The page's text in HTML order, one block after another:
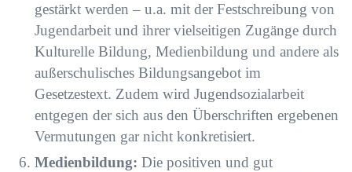
gestärkt werden – u.a. mit der Festschreibung von
Jugendarbeit und ihrer vielseitigen Zugänge durch
Kulturelle Bildung, Medienbildung und andere als
außerschulisches Bildungsangebot im
Gesetzestext. Zudem wird Jugendsozialarbeit
entgegen der sich aus den Überschriften ergebenen
Vermutungen gar nicht konkretisiert.
Medienbildung: Die positiven und gut